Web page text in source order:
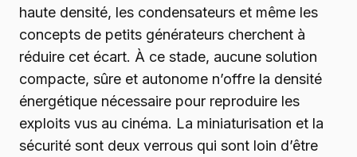
haute densité, les condensateurs et même les
concepts de petits générateurs cherchent à
réduire cet écart. À ce stade, aucune solution
compacte, sûre et autonome n’offre la densité
énergétique nécessaire pour reproduire les
exploits vus au cinéma. La miniaturisation et la
sécurité sont deux verrous qui sont loin d’être